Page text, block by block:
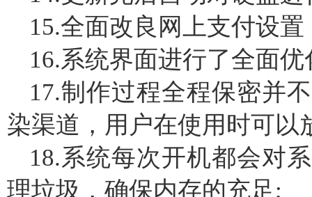
15.全面改良网上支付设
16.系统界面进行了全面
17.制作过程全程保密并
染渠道，用户在使用时可以
18.系统每次开机都会对
理垃圾，确保内存的充足;